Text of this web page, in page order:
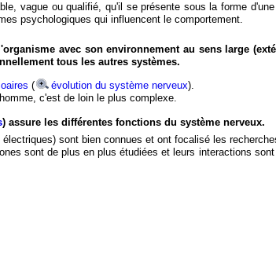
vague ou qualifié, qu'il se présente sous la forme
psychologiques qui influencent le comportement.
avec son environnement au sens large
tous les autres systèmes.
( évolution du système nerveux).
c'est de loin le plus complexe.
) assure les différentes fonctions du système nerveux.
sont bien connues et ont focalisé les
sont de plus en plus étudiées et leurs interactions